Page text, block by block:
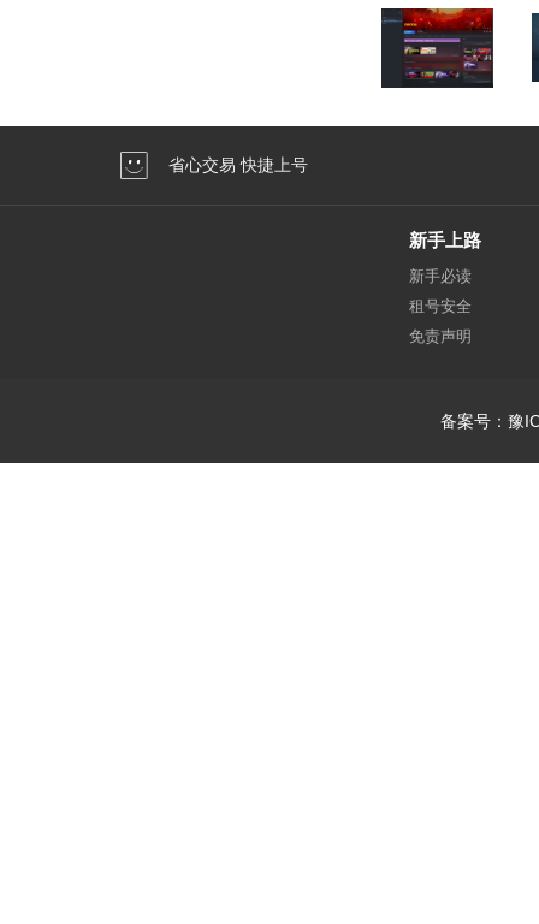
省心交易 快捷上号
新手上路
新手必读
租号安全
免责声明
备案号：豫